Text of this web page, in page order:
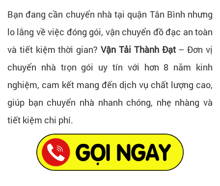
Bạn đang cần chuyển nhà tại quận Tân Bình nhưng
lo lắng về việc đóng gói, vận chuyển đồ đạc an toàn
và tiết kiệm thời gian?Vận Tải Thành Đạt– Đơn vị
chuyển nhà trọn gói uy tín với hơn 8 năm kinh
nghiệm, cam kết mang đến dịch vụ chất lượng cao,
giúp bạn chuyển nhà nhanh chóng, nhẹ nhàng và
tiết kiệm chi phí.